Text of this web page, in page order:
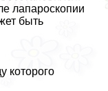
лапароскопии
быть
которого